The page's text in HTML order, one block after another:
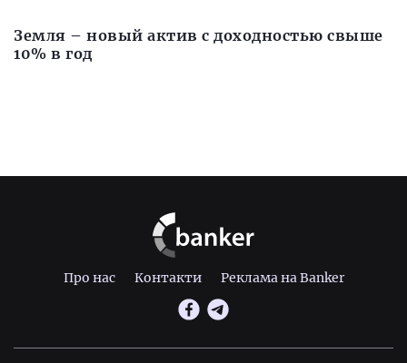
Земля – новый актив с доходностью свыше
10% в год
Про нас Контакти Реклама на Banker